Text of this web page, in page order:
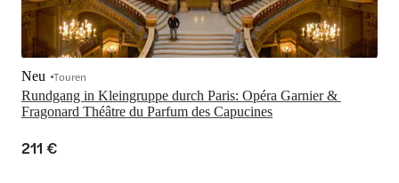
Rundgang in Kleingruppe durch Paris: Opéra Garnier &
Fragonard Théâtre du Parfum des Capucines
Neu Touren
211 €